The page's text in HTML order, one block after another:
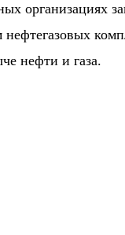
организациях
нефти и газа.